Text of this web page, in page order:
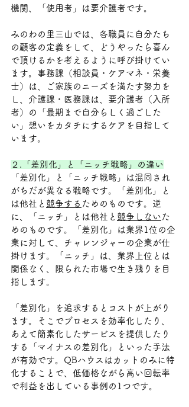
機関、「使用者」は要介護者です。
みのわの里三山では、各職員に自分たち
の顧客の定義をして、どうやったら喜ん
で頂けるかを考えるように呼び掛けてい
ます。事務課（相談員・ケアマネ・栄養
士）は、ご家族のニーズを満たす努力を
し、介護課・医務課は、要介護者（入所
者）の「最期まで自分らしく過ごした
い」想いをカタチにするケアを目指して
います。
２.「差別化」と「ニッチ戦略」の違い
「差別化」と「ニッチ戦略」は混同され
がちだが異なる戦略です。「差別化」と
は他社と 競争する ためのものです。逆
に、「ニッチ」とは他社と 競争しない た
めのものです。「差別化」は業界1位の企
業に対して、チャレンジャーの企業が仕
掛けます。「ニッチ」は、業界上位とは
関係なく、限られた市場で生き残りを目
指します。
「差別化」を追求するとコストが上がり
ます。そこでプロセスを効率化したり、
あえて簡素化したサービスを提供したり
する「マイナスの差別化」といった手法
が有効です。QBハウスはカットのみに特
化することで、低価格ながら高い回転率
で利益を出している事例の1つです。